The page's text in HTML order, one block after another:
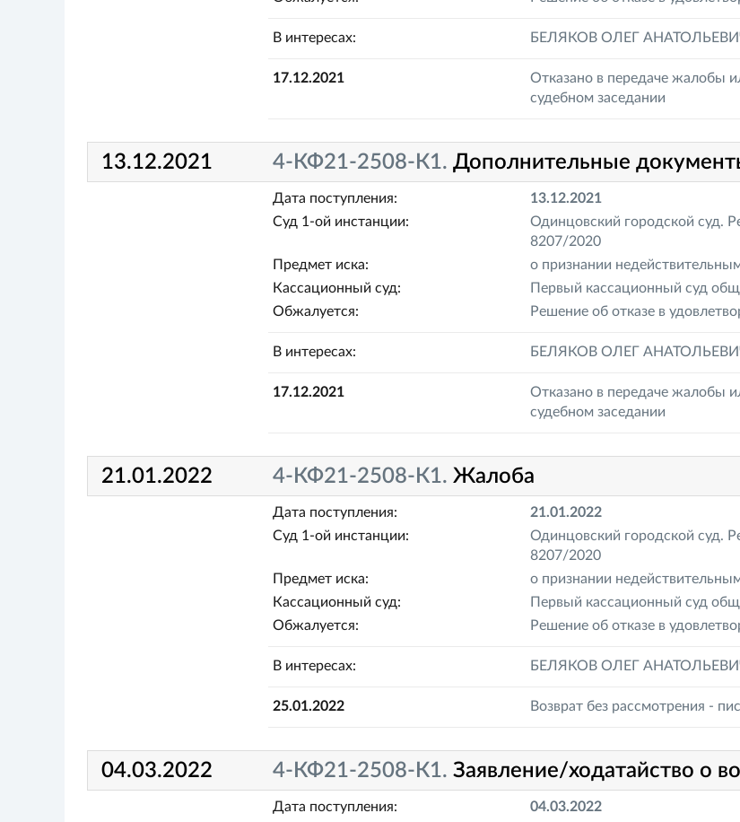
В интересах: БЕЛЯКОВ ОЛЕГ
17.12.2021
Отказано в передаче жалобы
судебном заседании
13.12.2021 4-КФ21-2508-К1.Дополнительные
Дата поступления:
13.12.2021
Суд 1-ой инстанции:
Одинцовский городской суд.
8207/2020
Предмет иска:
о признании
Кассационный суд:
Первый кассационный суд
Обжалуется:
Решение об отказе в
В интересах: БЕЛЯКОВ ОЛЕГ
17.12.2021
Отказано в передаче жалобы
судебном заседании
21.01.2022 4-КФ21-2508-К1. Жалоба
Дата поступления:
21.01.2022
Суд 1-ой инстанции:
Одинцовский городской суд.
8207/2020
Предмет иска:
о признании
Кассационный суд:
Первый кассационный суд
Обжалуется:
Решение об отказе в
В интересах: БЕЛЯКОВ ОЛЕГ
25.01.2022 Возврат без рассмотрения -
04.03.2022 4-КФ21-2508-К1.Заявление/ходатайство о
Дата поступления:
04.03.2022